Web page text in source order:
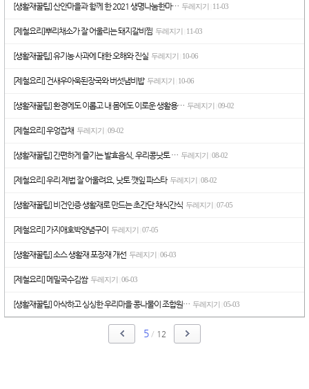
[생활재꿀팁] 산안마을과 함께 한 2021 생명나눔한마… 두레지기 11-03
[제철요리]뿌리채소가 잘 어울리는 돼지갈비찜 두레지기 11-03
[생활재꿀팁] 유기농 사과에 대한 오해와 진실 두레지기 10-06
[제철요리] 건새우아욱된장국와 버섯냄비밥 두레지기 10-06
[생활재꿀팁] 환경에도 이롭고 내 몸에도 이로운 생활용… 두레지기 09-02
[제철요리] 우엉잡채 두레지기 09-02
[생활재꿀팁] 간편하게 즐기는 발효음식, 우리콩낫토 … 두레지기 08-02
[제철요리] 우리 제법 잘 어울려요, 낫토 깻잎 파스타 두레지기 08-02
[생활재꿀팁] 비건인증 생활재로 만드는 초간단 채식간식 두레지기 07-05
[제철요리] 가지애호박양념구이 두레지기 07-05
[생활재꿀팁] 소스 생활재 포장재 개선 두레지기 06-03
[제철요리] 메밀국수김쌈 두레지기 06-03
[생활재꿀팁] 아삭하고 싱싱한 우리마을 콩나물이 조합원… 두레지기 05-03
5 / 12